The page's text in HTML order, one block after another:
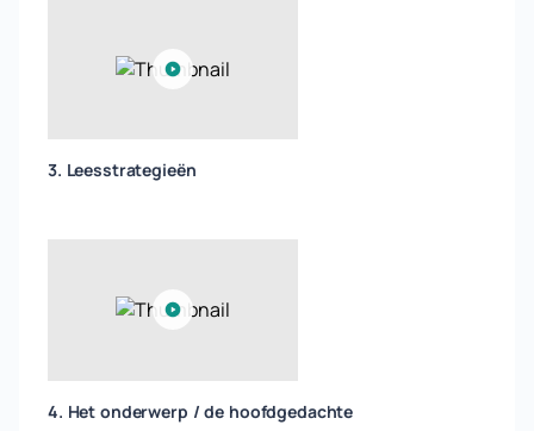
3. Leesstrategieën
4. Het onderwerp / de hoofdgedachte